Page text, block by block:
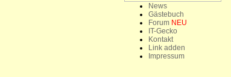
News
Gästebuch
Forum NEU
IT-Gecko
Kontakt
Link adden
Impressum